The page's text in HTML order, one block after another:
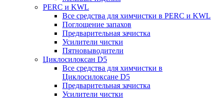
PERC и KWL
Все средства для химчистки в PERC и KWL
Поглощение запахов
Предварительная зачистка
Усилители чистки
Пятновыводители
Циклосилоксан D5
Все средства для химчистки в
Циклосилоксане D5
Предварительная зачистка
Усилители чистки